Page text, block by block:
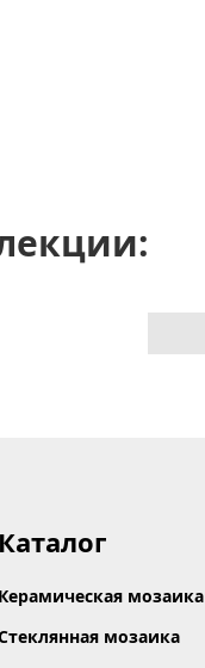
Каталог
Керамическая мозаика
мозаика